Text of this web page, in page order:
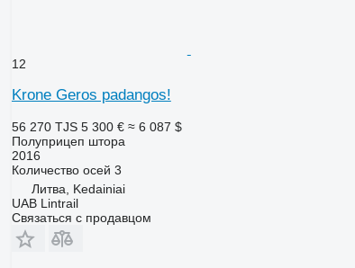
12
Krone Geros padangos!
56 270 TJS 5 300 € ≈ 6 087 $
Полуприцеп штора
2016
Количество осей 3
Литва, Kedainiai
UAB Lintrail
Связаться с продавцом